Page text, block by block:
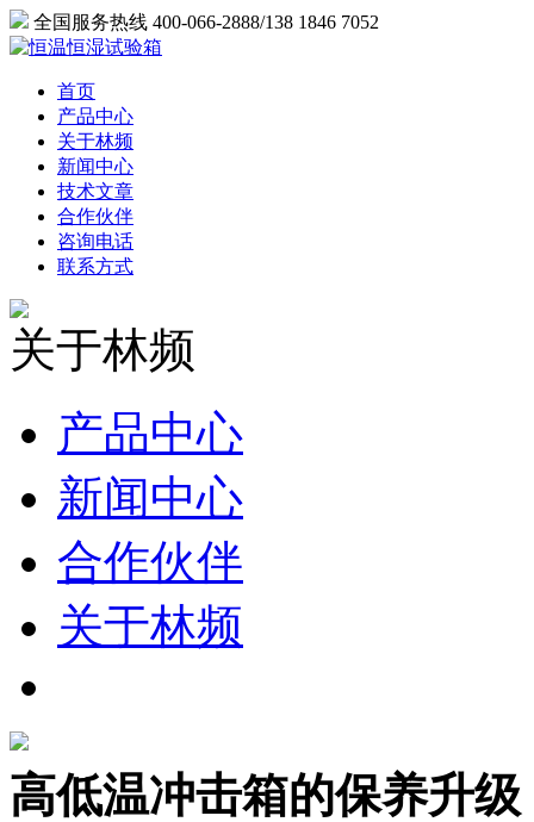
全国服务热线 400-066-2888/138 1846 7052
首页
产品中心
关于林频
新闻中心
技术文章
合作伙伴
咨询电话
联系方式
关于林频
产品中心
新闻中心
合作伙伴
关于林频
高低温冲击箱的保养升级